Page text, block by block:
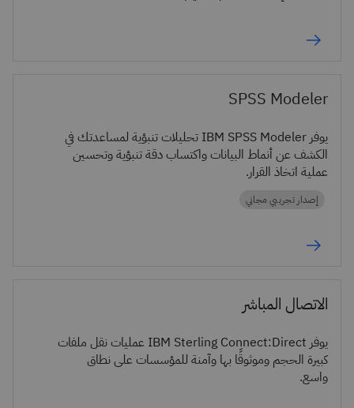
SPSS Modeler
يوفر IBM SPSS Modeler تحليلات تنبؤية لمساعدتك في
الكشف عن أنماط البيانات واكتساب دقة تنبؤية وتحسين
عملية اتخاذ القرار.
إصدار تجريبي مجاني
الاتصال المباشر
يوفر IBM Sterling Connect:Direct عمليات نقل ملفات
كبيرة الحجم وموثوقًا بها وآمنة للمؤسسات على نطاق
واسع.